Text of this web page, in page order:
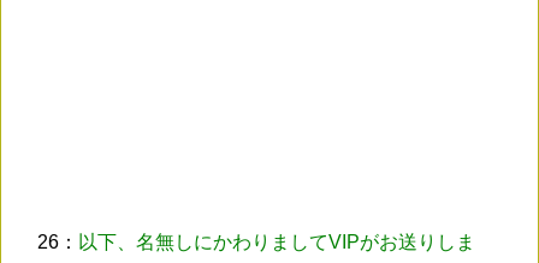
26： 以下、名無しにかわりましてVIPがお送りしま